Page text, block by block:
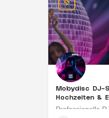
Mobydisc DJ-
Hochzeiten &
Professionelle